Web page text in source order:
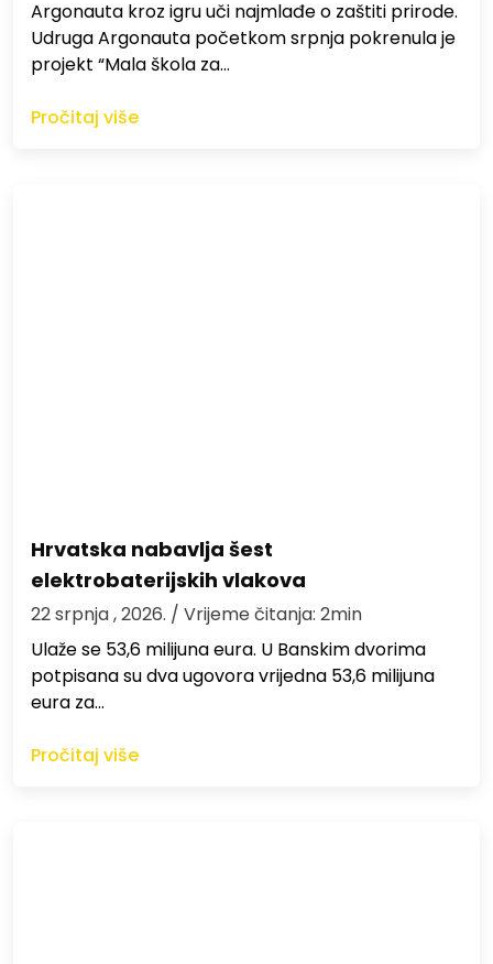
Argonauta kroz igru uči najmlađe o zaštiti prirode.
Udruga Argonauta početkom srpnja pokrenula je
projekt “Mala škola za…
Pročitaj više
Hrvatska nabavlja šest
elektrobaterijskih vlakova
22 srpnja , 2026. / Vrijeme čitanja: 2min
Ulaže se 53,6 milijuna eura. U Banskim dvorima
potpisana su dva ugovora vrijedna 53,6 milijuna
eura za…
Pročitaj više